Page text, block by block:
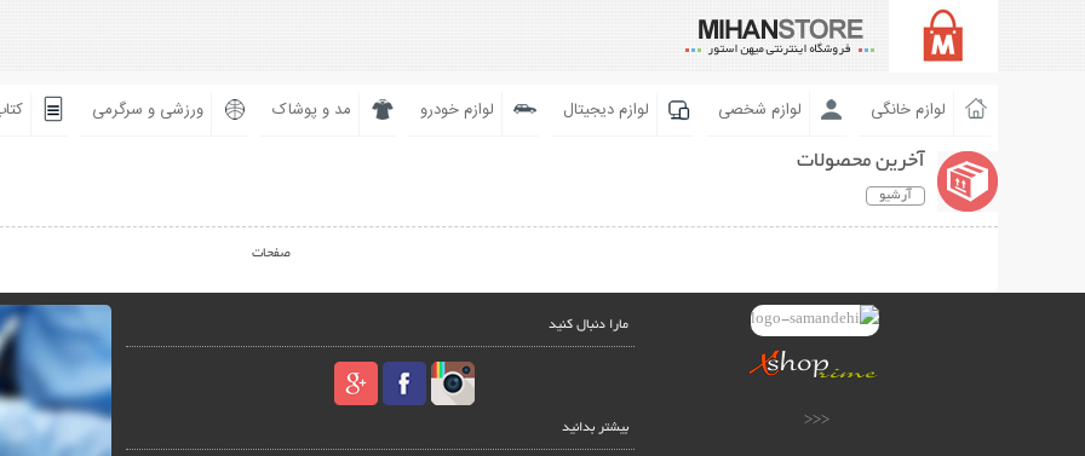
لوازم خانگی لوازم شخصی لوازم دیجیتال لوازم خودرو مد و پوشاک ورزشی و سرگرمی
آخرین محصولات
آرشیو
صفحات
<<<
مارا دنبال کنید
بیشتر بدانید